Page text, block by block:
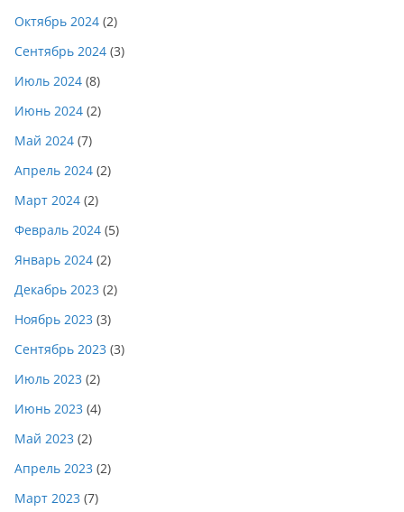
Октябрь 2024 (2)
Сентябрь 2024 (3)
Июль 2024 (8)
Июнь 2024 (2)
Май 2024 (7)
Апрель 2024 (2)
Март 2024 (2)
Февраль 2024 (5)
Январь 2024 (2)
Декабрь 2023 (2)
Ноябрь 2023 (3)
Сентябрь 2023 (3)
Июль 2023 (2)
Июнь 2023 (4)
Май 2023 (2)
Апрель 2023 (2)
Март 2023 (7)